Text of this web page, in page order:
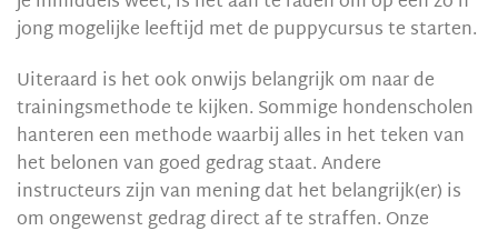
jong mogelijke leeftijd met de puppycursus te starten.
Uiteraard is het ook onwijs belangrijk om naar de
trainingsmethode te kijken. Sommige hondenscholen
hanteren een methode waarbij alles in het teken van
het belonen van goed gedrag staat. Andere
instructeurs zijn van mening dat het belangrijk(er) is
om ongewenst gedrag direct af te straffen. Onze